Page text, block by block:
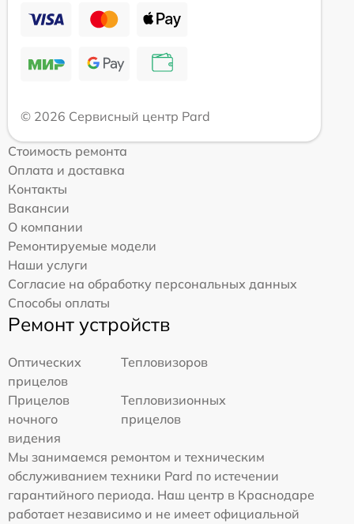
© 2026 Сервисный центр Pard
Стоимость ремонта
Оплата и доставка
Контакты
Вакансии
О компании
Ремонтируемые модели
Наши услуги
Согласие на обработку персональных данных
Способы оплаты
Ремонт устройств
Оптических
прицелов
Тепловизоров
Прицелов
ночного
видения
Тепловизионных
прицелов
Мы занимаемся ремонтом и техническим
обслуживанием техники Pard по истечении
гарантийного периода. Наш центр в Краснодаре
работает независимо и не имеет официальной